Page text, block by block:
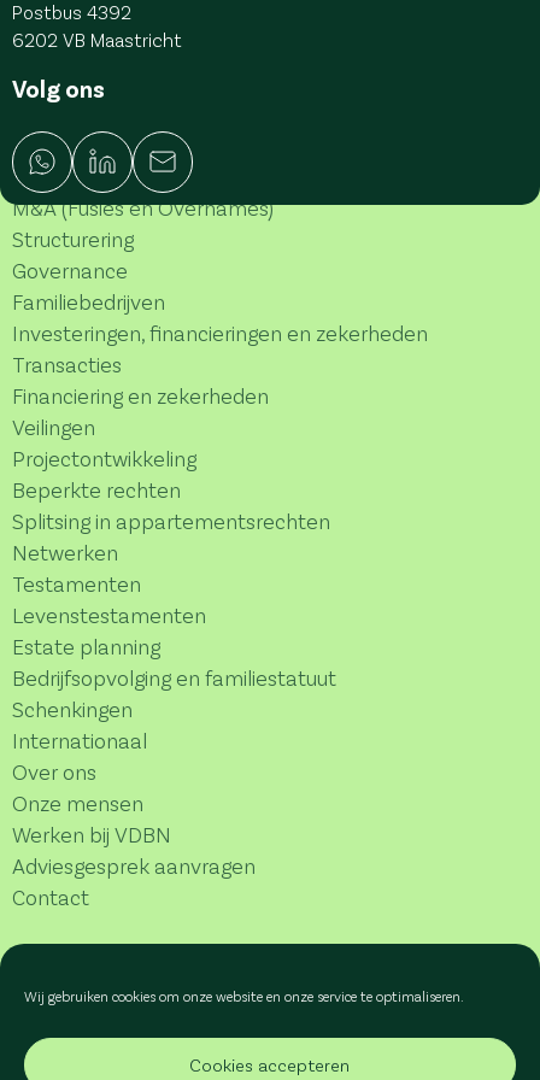
Wij gebruiken cookies om onze website en onze service te optimaliseren.
Cookies accepteren
Postbus 4392
6202 VB Maastricht
Volg ons
M&A (Fusies en Overnames)
Structurering
Governance
Familiebedrijven
Investeringen, financieringen en zekerheden
Transacties
Financiering en zekerheden
Veilingen
Projectontwikkeling
Beperkte rechten
Splitsing in appartementsrechten
Netwerken
Testamenten
Levenstestamenten
Estate planning
Bedrijfsopvolging en familiestatuut
Schenkingen
Internationaal
Over ons
Onze mensen
Werken bij VDBN
Adviesgesprek aanvragen
Contact